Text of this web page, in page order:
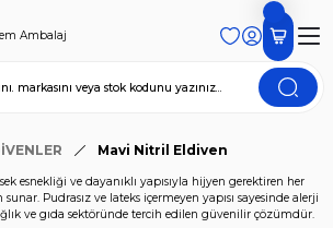
Mavi Nitril Eldiven
esnekliği ve dayanıklı yapısıyla hijyen gerektiren her
Pudrasız ve lateks içermeyen yapısı sayesinde alerji
ve gıda sektöründe tercih edilen güvenilir çözümdür.